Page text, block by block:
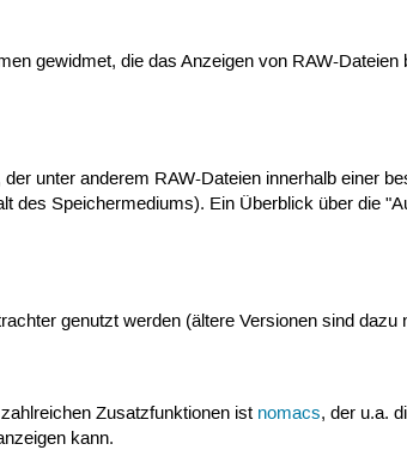
gewidmet, die das Anzeigen von RAW-
unter anderem RAW-Dateien innerhalb einer
des Speichermediums). Ein Überblick über die
genutzt werden (ältere Versionen sind dazu
Zusatzfunktionen ist nomacs, der u.a.
kann.